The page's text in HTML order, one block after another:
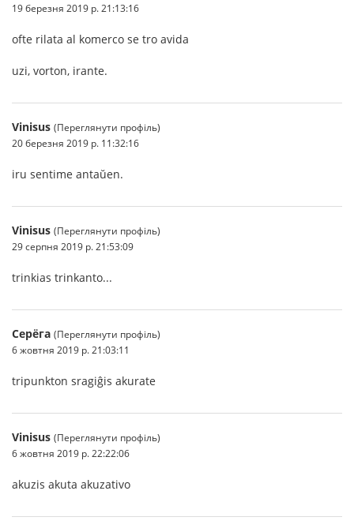
19 березня 2019 р. 21:13:16
ofte rilata al komerco se tro avida
uzi, vorton, irante.
Vinisus (Переглянути профіль)
20 березня 2019 р. 11:32:16
iru sentime antaŭen.
Vinisus (Переглянути профіль)
29 серпня 2019 р. 21:53:09
trinkias trinkanto...
Серёга (Переглянути профіль)
6 жовтня 2019 р. 21:03:11
tripunkton sragiĝis akurate
Vinisus (Переглянути профіль)
6 жовтня 2019 р. 22:22:06
akuzis akuta akuzativo